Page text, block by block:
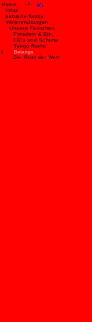
Home
-?-
Infos
aktuelle Kurse
Veranstaltungen
Unsere Favoriten
Potsdam & Bln.
|
CD`s und Schuhe
Tango Radio
Batanga
Der Rest der Welt